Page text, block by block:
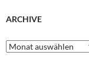
ARCHIVE
Archive